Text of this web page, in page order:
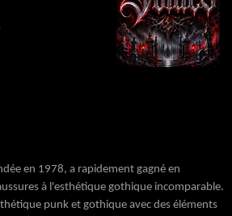
en 1978, a rapidement gagné en
à l'esthétique gothique incomparable.
punk et gothique avec des éléments